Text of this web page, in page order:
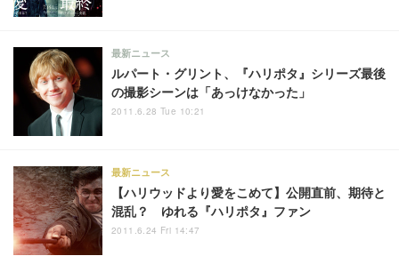
ルパート・グリント、『ハリポタ』シリーズ最後
の撮影シーンは「あっけなかった」
最新ニュース
2011.6.28 Tue 10:21
【ハリウッドより愛をこめて】公開直前、期待と
混乱？ ゆれる『ハリポタ』ファン
最新ニュース
2011.6.24 Fri 14:47